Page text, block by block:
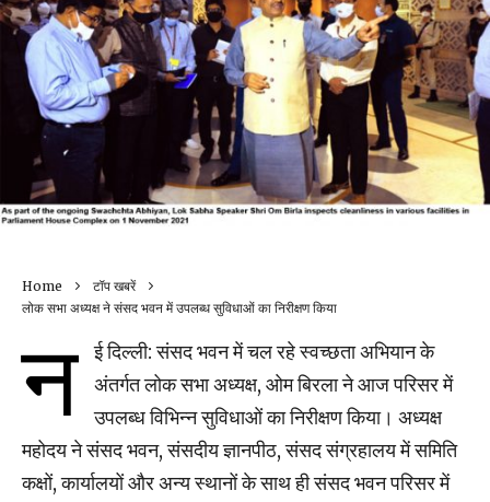
Home
टॉप खबरें
लोक सभा अध्यक्ष ने संसद भवन में उपलब्ध सुविधाओं का निरीक्षण किया
न
ई दिल्ली: संसद भवन में चल रहे स्वच्छता अभियान के
अंतर्गत लोक सभा अध्यक्ष, ओम बिरला ने आज परिसर में
उपलब्ध विभिन्न सुविधाओं का निरीक्षण किया। अध्यक्ष
महोदय ने संसद भवन, संसदीय ज्ञानपीठ, संसद संग्रहालय में समिति
कक्षों, कार्यालयों और अन्य स्थानों के साथ ही संसद भवन परिसर में